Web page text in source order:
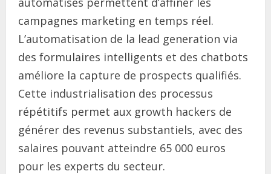
campagnes marketing en temps réel.
L’automatisation de la lead generation via
des formulaires intelligents et des chatbots
améliore la capture de prospects qualifiés.
Cette industrialisation des processus
répétitifs permet aux growth hackers de
générer des revenus substantiels, avec des
salaires pouvant atteindre 65 000 euros
pour les experts du secteur.